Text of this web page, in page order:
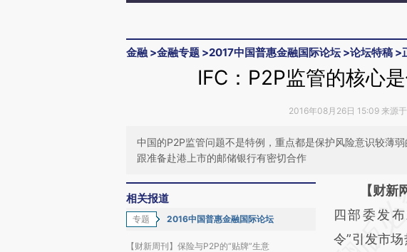
金融 >金融专题 >2017中国普惠金融国际论坛 >论坛特稿 >
IFC：P2P监管的核心
2016年08月26日 15:09 来源于
中国的P2P监管问题不是特例，重点都是保护风险意识较薄
跟准备赴港上市的邮储银行有密切合作
相关报道
专题 2016中国普惠金融国际论坛
【财新周刊】保险与P2P的“贴牌”生意
请务必在
AI
[https://
【财
四部委发
令”引发市